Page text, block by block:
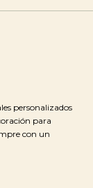
personalizados
para
con un